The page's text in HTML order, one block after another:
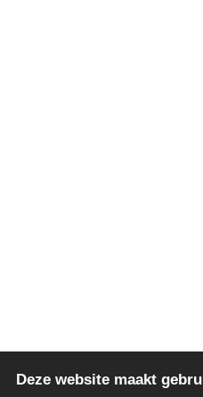
Deze website maakt